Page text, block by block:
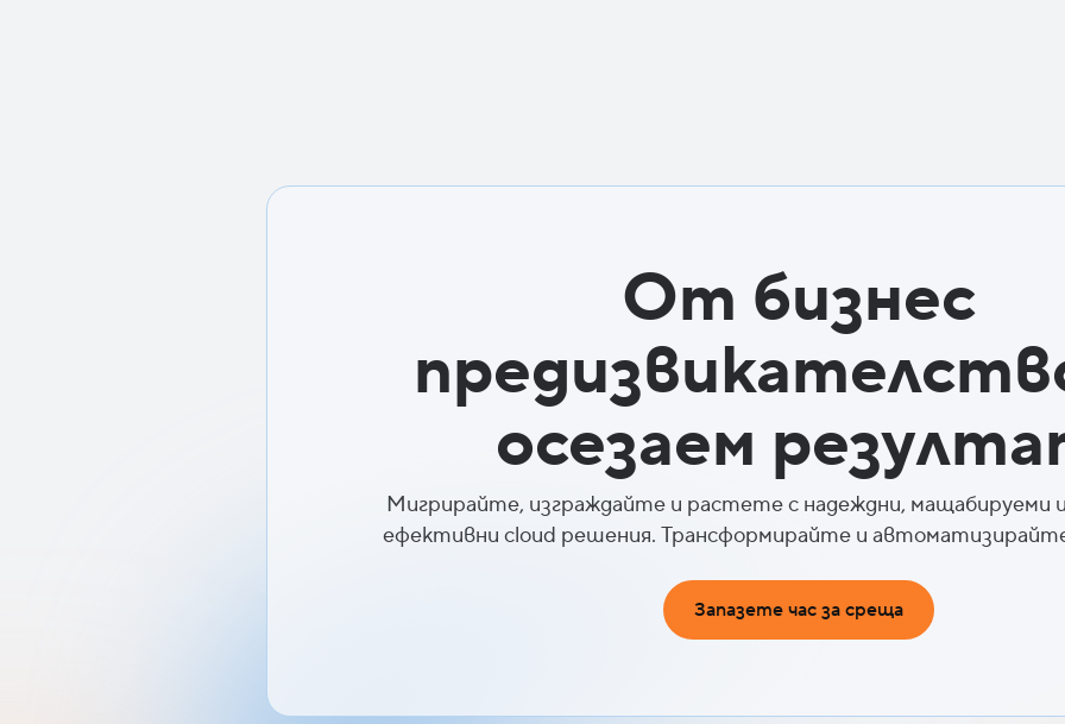
От бизнес
осезаем
Мигрирайте, изграждайте и растете с надеждни, мащабируеми
ефективни cloud решения. Трансформирайте и
Запазете час за среща